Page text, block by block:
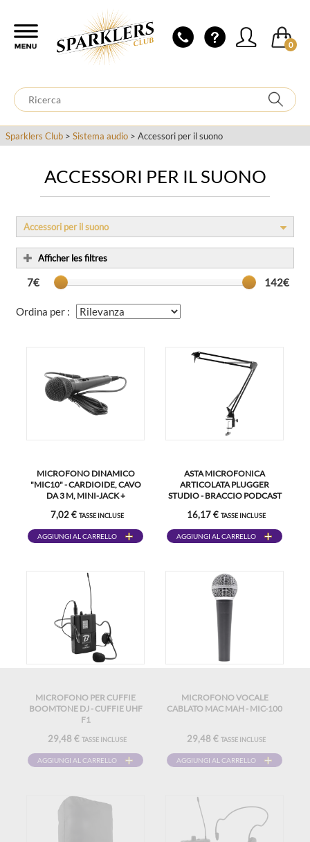
0
Sparklers Club > Sistema audio > Accessori per il suono
ACCESSORI PER IL SUONO
7€ 142€
Afficher les filtres
Accessori per il suono
Ordina per :
MICROFONO DINAMICO
"MIC10" - CARDIOIDE, CAVO
DA 3 M, MINI-JACK +
7,02 € TASSE INCLUSE
AGGIUNGI AL CARRELLO
ASTA MICROFONICA
ARTICOLATA PLUGGER
STUDIO - BRACCIO PODCAST
16,17 € TASSE INCLUSE
AGGIUNGI AL CARRELLO
MICROFONO PER CUFFIE
BOOMTONE DJ - CUFFIE UHF
F1
29,48 € TASSE INCLUSE
AGGIUNGI AL CARRELLO
MICROFONO VOCALE
CABLATO MAC MAH - MIC-100
29,48 € TASSE INCLUSE
AGGIUNGI AL CARRELLO